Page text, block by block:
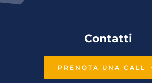
Contatti
PRENOTA UNA CALL